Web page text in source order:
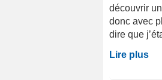
découvrir
donc avec
dire que
Lire plus